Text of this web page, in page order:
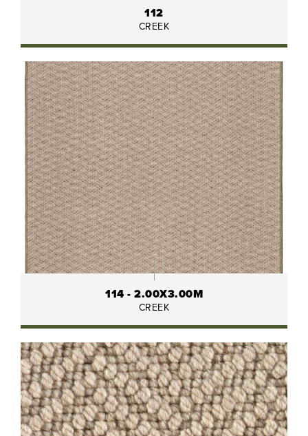
112
CREEK
114 - 2.00X3.00M
CREEK